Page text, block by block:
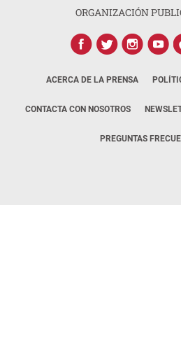
ORGANIZACIÓN
ACERCA DE LA PRENSA
CONTACTA CON NOSOTROS
PREGUNTAS